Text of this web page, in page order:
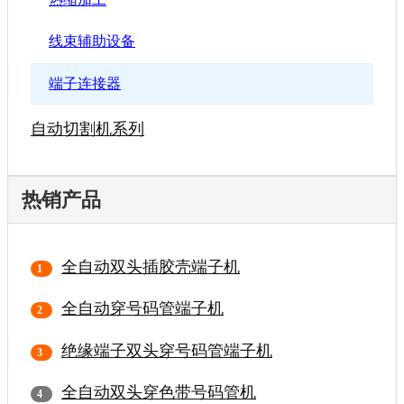
线束辅助设备
端子连接器
自动切割机系列
热销产品
全自动双头插胶壳端子机
全自动穿号码管端子机
绝缘端子双头穿号码管端子机
全自动双头穿色带号码管机